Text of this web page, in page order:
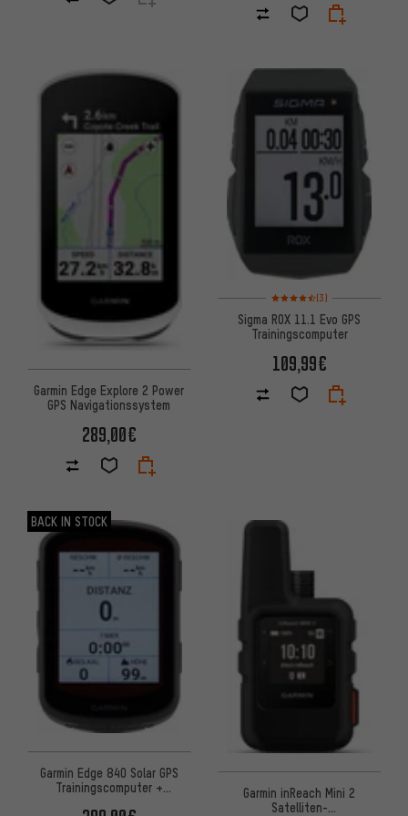
Garmin Edge Explore 2 Power
GPS Navigationssystem
289,00€
Bewertungen: 4,5 von 5
(3)
Sigma ROX 11.1 Evo GPS
Trainingscomputer
109,99€
BACK IN STOCK
Garmin Edge 840 Solar GPS
Trainingscomputer +
Garmin inReach Mini 2
Satelliten-